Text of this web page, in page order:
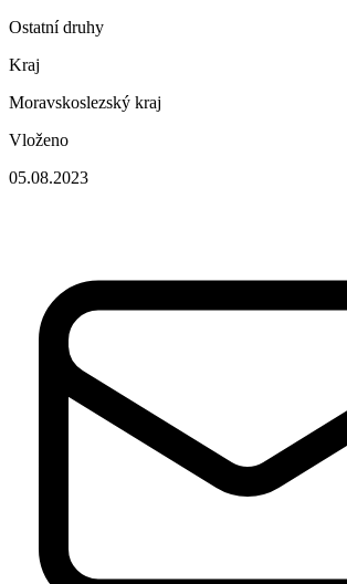
Ostatní druhy
Kraj
Moravskoslezský kraj
Vloženo
05.08.2023